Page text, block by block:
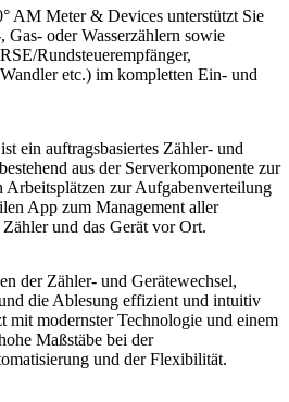
AM Meter & Devices unterstützt Sie
oder Wasserzählern sowie
Rundsteuerempfänger,
etc.) im kompletten Ein- und
ein auftragsbasiertes Zähler- und
aus der Serverkomponente zur
Arbeitsplätzen zur Aufgabenverteilung
App zum Management aller
und das Gerät vor Ort.
der Zähler- und Gerätewechsel,
die Ablesung effizient und intuitiv
mit modernster Technologie und einem
Maßstäbe bei der
und der Flexibilität.